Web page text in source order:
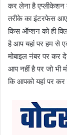
कर लेना है
तरीके का इंटरफेस
किस ऑप्शन को ही
है आप यहां पर हम से
मोबाइल नंबर पर कर
आप नहीं है पर जो भी
कि आपको यहां पर कर